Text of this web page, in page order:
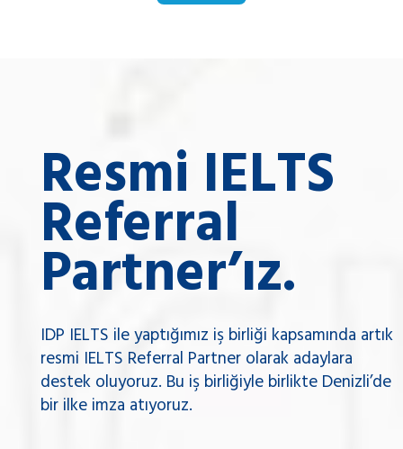
Resmi IELTS
Referral
Partner’ız.
IDP IELTS ile yaptığımız iş birliği kapsamında artık
resmi IELTS Referral Partner olarak adaylara
destek oluyoruz. Bu iş birliğiyle birlikte Denizli’de
bir ilke imza atıyoruz.